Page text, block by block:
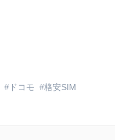
ドコモ
格安SIM